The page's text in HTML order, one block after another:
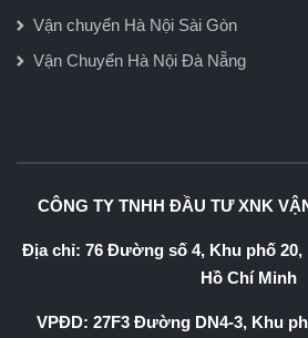
Vận chuyển Hà Nội Sài Gòn
Vận Chuyển Hà Nội Đà Nẵng
CÔNG TY TNHH ĐẦU TƯ XNK
Địa chỉ: 76 Đường số 4, Khu phố
Hồ Chí Minh
VPĐD: 27F3 Đường DN4-3, Khu